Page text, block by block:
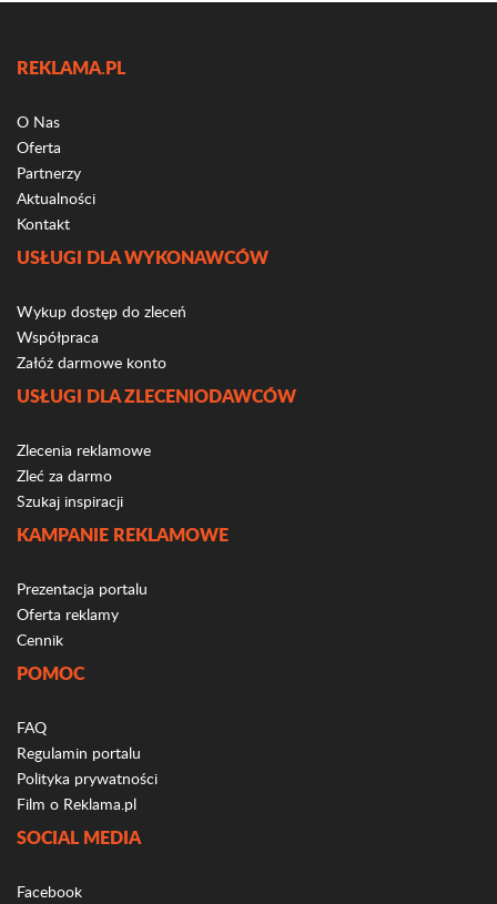
REKLAMA.PL
O Nas
Oferta
Partnerzy
Aktualności
Kontakt
USŁUGI DLA WYKONAWCÓW
Wykup dostęp do zleceń
Współpraca
Załóż darmowe konto
USŁUGI DLA ZLECENIODAWCÓW
Zlecenia reklamowe
Zleć za darmo
Szukaj inspiracji
KAMPANIE REKLAMOWE
Prezentacja portalu
Oferta reklamy
Cennik
POMOC
FAQ
Regulamin portalu
Polityka prywatności
Film o Reklama.pl
SOCIAL MEDIA
Facebook